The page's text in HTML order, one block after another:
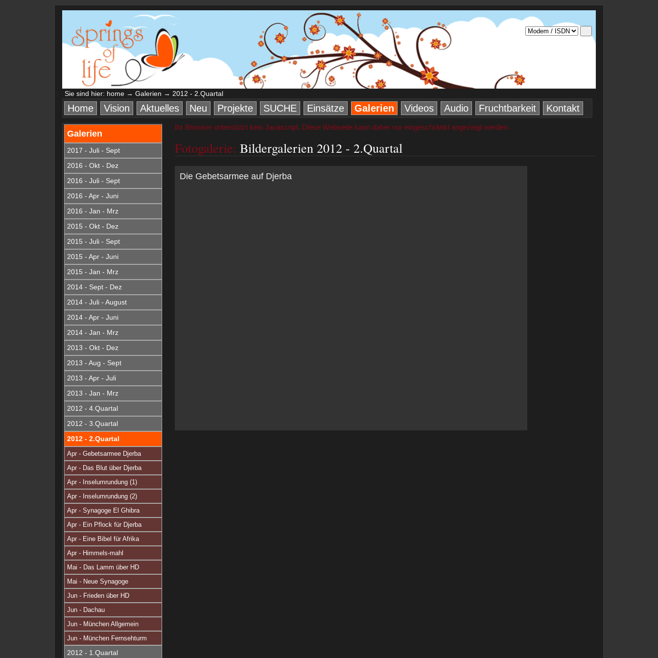
Sie sind hier: home → Galerien → 2012 - 2.Quartal
Home Vision Aktuelles Neu Projekte SUCHE Einsätze Galerien Videos Audio Fruchtbarkeit Kontakt
Galerien
2017 - Juli - Sept
2016 - Okt - Dez
2016 - Juli - Sept
2016 - Apr - Juni
2016 - Jan - Mrz
2015 - Okt - Dez
2015 - Juli - Sept
2015 - Apr - Juni
2015 - Jan - Mrz
2014 - Sept - Dez
2014 - Juli - August
2014 - Apr - Juni
2014 - Jan - Mrz
2013 - Okt - Dez
2013 - Aug - Sept
2013 - Apr - Juli
2013 - Jan - Mrz
2012 - 4.Quartal
2012 - 3.Quartal
2012 - 2.Quartal
Apr - Gebetsarmee Djerba
Apr - Das Blut über Djerba
Apr - Inselumrundung (1)
Apr - Inselumrundung (2)
Apr - Synagoge El Ghibra
Apr - Ein Pflock für Djerba
Apr - Eine Bibel für Afrika
Apr - Himmels-mahl
Mai - Das Lamm über HD
Mai - Neue Synagoge
Jun - Frieden über HD
Jun - Dachau
Jun - München Allgemein
Jun - München Fernsehturm
2012 - 1.Quartal
Ihr Browser unterstützt kein Javascript. Diese Webseite kann daher nur eingeschränkt angezeigt werden.
Fotogalerie: Bildergalerien 2012 - 2.Quartal
Die Gebetsarmee auf Djerba